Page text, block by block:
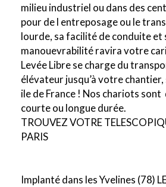
milieu industriel ou dans des
pour de l entreposage ou le
lourde, sa facilité de conduite et
manouevrabilité ravira votre
Levée Libre se charge du
élévateur jusqu’à votre chantier,
ile de France ! Nos chariots sont
courte ou longue durée.
TROUVEZ VOTRE
PARIS
Implanté dans les Yvelines (78)